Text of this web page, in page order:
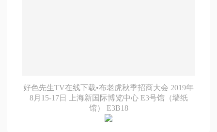
好色先生TV在线下载•布老虎秋季招商大会 2019年
8月15-17日 上海新国际博览中心 E3号馆（墙纸
馆） E3B18